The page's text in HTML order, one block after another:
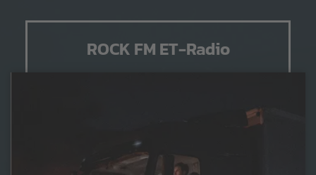
ROCK FM ET-Radio